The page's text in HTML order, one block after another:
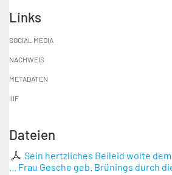
Links
SOCIAL MEDIA
NACHWEIS
METADATEN
IIIF
Dateien
Sein hertzliches Beileid wolte
... Frau Gesche geb. Brünings durch